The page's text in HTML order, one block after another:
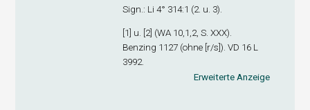
Sign .: Li 4° 314:1 (2. u. 3).
[1] u. [2] (WA 10,1,2, S. XXX).
Benzing 1127 (ohne [r/s]). VD 16 L
3992.
Erweiterte Anzeige